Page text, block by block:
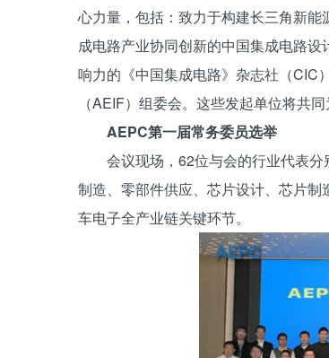
心力量，包括：致力于构建长三角新
成电路产业协同创新的中国集成电路
响力的《中国集成电路》杂志社（CIC
（AEIF）组委会。这些发起单位将共
AEPC第一届常务委员选举
会议现场，62位与会的行业代表
制造、零部件供应、芯片设计、芯片
车电子全产业链关键环节。